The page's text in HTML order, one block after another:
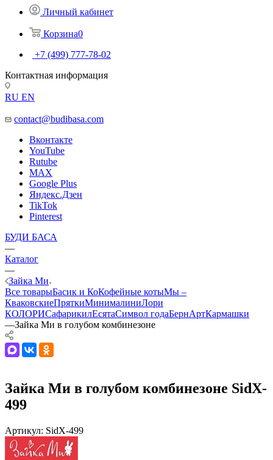
Личный кабинет
Корзина0
+7 (499) 777-78-02
Контактная информация
RU EN
contact@budibasa.com
Вконтакте
YouTube
Rutube
MAX
Google Plus
Яндекс.Дзен
TikTok
Pinterest
БУДИ БАСА
—
Каталог
—
Зайка Ми
Все товарыБасик и КоКофейные котыМы –
КваковскиеПряткиМинималиниЛори
КОЛОРИСафарикилЕсятаСимвол годаБернАртКармашки
—Зайка Ми в голубом комбинезоне
Зайка Ми в голубом комбинезоне SidX-
499
Артикул: SidX-499